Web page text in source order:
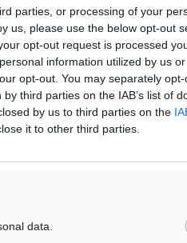
parties, or processing of your
us, please use the below opt-out
opt-out request is processed
information utilized by us
opt-out. You may separately
third parties on the IAB’s list of
by us to third parties on the
it to other third parties.
data.
Κάσος: Βράβευση
των πανελληνίων
Την Παρασκευή 15
υστέρα από πρόσκληση
Δήμαρχος της…